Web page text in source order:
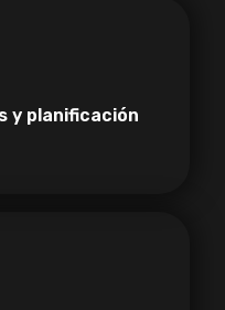
y planificación